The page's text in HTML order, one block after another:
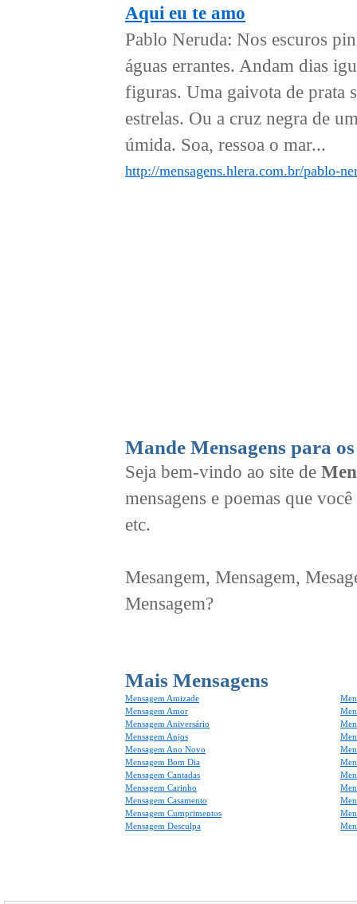
Aqui eu te amo
Pablo Neruda: Nos escuros
águas errantes. Andam dias
figuras. Uma gaivota de prata
estrelas. Ou a cruz negra de
úmida. Soa, ressoa o mar...
http://mensagens.hlera.com.br/pablo-
Mande Mensagens para
Seja bem-vindo ao site de
mensagens e poemas que
etc.
Mesangem, Mensagem,
Mensagem?
Mais Mensagens
Mensagem Amizade
Mensagem Amor
Mensagem Aniversário
Mensagem Anjos
Mensagem Ano Novo
Mensagem Bom Dia
Mensagem Cantadas
Mensagem Carinho
Mensagem Casamento
Mensagem Cumprimentos
Mensagem Desculpa